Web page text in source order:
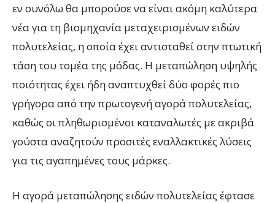
εν συνόλω θα μπορούσε να είναι ακόμη καλύτερα
νέα για τη βιομηχανία μεταχειρισμένων ειδών
πολυτελείας, η οποία έχει αντισταθεί στην πτωτική
τάση του τομέα της μόδας. Η μεταπώληση υψηλής
ποιότητας έχει ήδη αναπτυχθεί δύο φορές πιο
γρήγορα από την πρωτογενή αγορά πολυτελείας,
καθώς οι πληθωρισμένοι καταναλωτές με ακριβά
γούστα αναζητούν προσιτές εναλλακτικές λύσεις
για τις αγαπημένες τους μάρκες.
Η αγορά μεταπώλησης ειδών πολυτελείας έφτασε